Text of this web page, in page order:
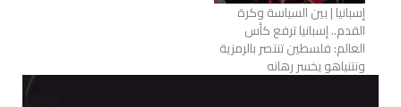
إسبانيا | بين السياسة وكرة
القدم.. إسبانيا ترفع كأس
العالم: فلسطين تنتصر بالرمزية
ونتنياهو يخسر رهانه